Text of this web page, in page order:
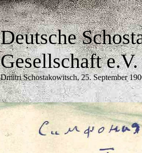
Deutsche
Gesellschaft e.V.
Dmitri Schostakowitsch, 25. September